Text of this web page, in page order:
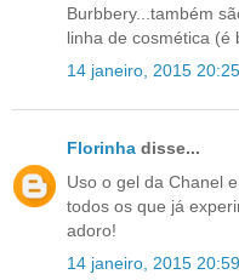
Burbbery...também
linha de cosmética (é
14 janeiro, 2015 20:25
Florinha disse...
Uso o gel da Chanel
todos os que já
adoro!
14 janeiro, 2015 20:59